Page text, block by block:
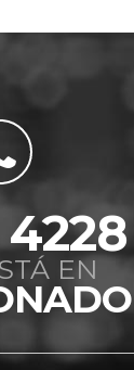
EN